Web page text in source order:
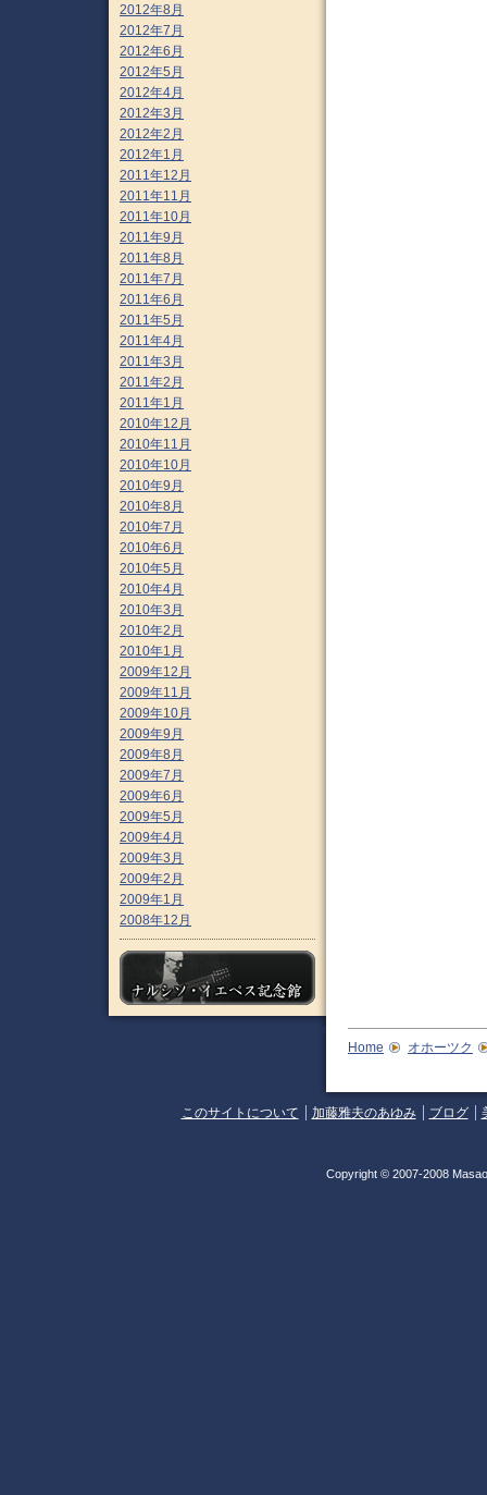
2012年8月
2012年7月
2012年6月
2012年5月
2012年4月
2012年3月
2012年2月
2012年1月
2011年12月
2011年11月
2011年10月
2011年9月
2011年8月
2011年7月
2011年6月
2011年5月
2011年4月
2011年3月
2011年2月
2011年1月
2010年12月
2010年11月
2010年10月
2010年9月
2010年8月
2010年7月
2010年6月
2010年5月
2010年4月
2010年3月
2010年2月
2010年1月
2009年12月
2009年11月
2009年10月
2009年9月
2009年8月
2009年7月
2009年6月
2009年5月
2009年4月
2009年3月
2009年2月
2009年1月
2008年12月
Home オホーツク
このサイトについて 加藤雅夫のあゆみ ブログ
Copyright © 2007-2008